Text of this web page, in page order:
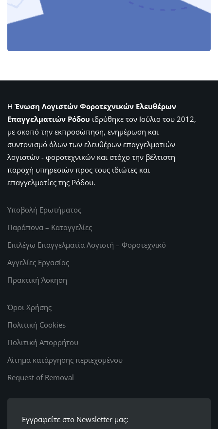
Η Ένωση Λογιστών Φοροτεχνικών Ελευθέρων
Επαγγελματιών Ρόδου ιδρύθηκε τον Ιούλιο του 2012,
με σκοπό την εκπροσώπηση, ενημέρωση και
συντονισμό όλων των ελευθέρων επαγγελματιών
λογιστών - φοροτεχνικών και στόχο την βέλτιστη
παροχή υπηρεσιών προς τους ιδιώτες και
επαγγελματίες της Ρόδου.
Υποβολή Ερωτήματος
Παράπονα – Καταγγελίες
Επιλέγω Επαγγελματία Λογιστή – Φοροτεχνικό
Αγγελίες Εργασίας
Πρακτική Άσκηση
Όροι Χρήσης
Πολιτική Cookies
Πολιτική Απορρήτου
Αίτημα κατάργησης περιεχομένου
Request of Removal
Εγγραφείτε στο Newsletter μας: